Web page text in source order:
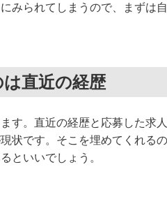
みられてしまうので、まずは
直近の経歴
す。直近の経歴と応募した
状です。そこを埋めてくれ
といいでしょう。